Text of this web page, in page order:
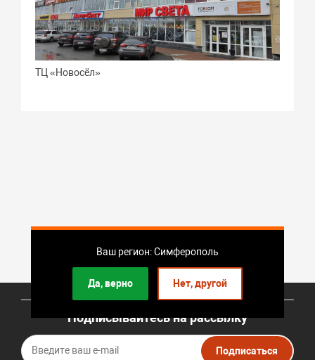
Ваш регион: Симферополь
Да, верно Нет, другой
ТЦ «Новосёл»
Подписывайтесь на рассылку
Подписаться